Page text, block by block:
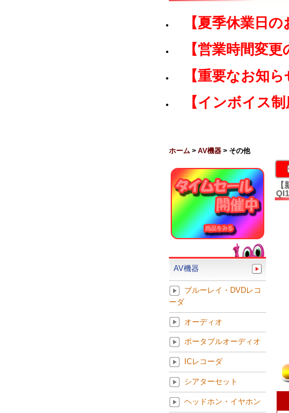
【夏季休業日の
【営業時間変更
【重要なお知
【インボイス
ホーム > AV機器 > その他
AV機器
ブルーレイ・DVDレコ
ーダ
オーディオ
ポータブルオーディオ
ICレコーダ
シアターセット
ヘッドホン・イヤホン